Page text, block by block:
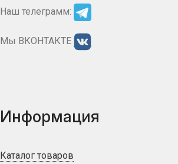
Наш телеграмм:
Мы ВКОНТАКТЕ
Информация
Каталог товаров